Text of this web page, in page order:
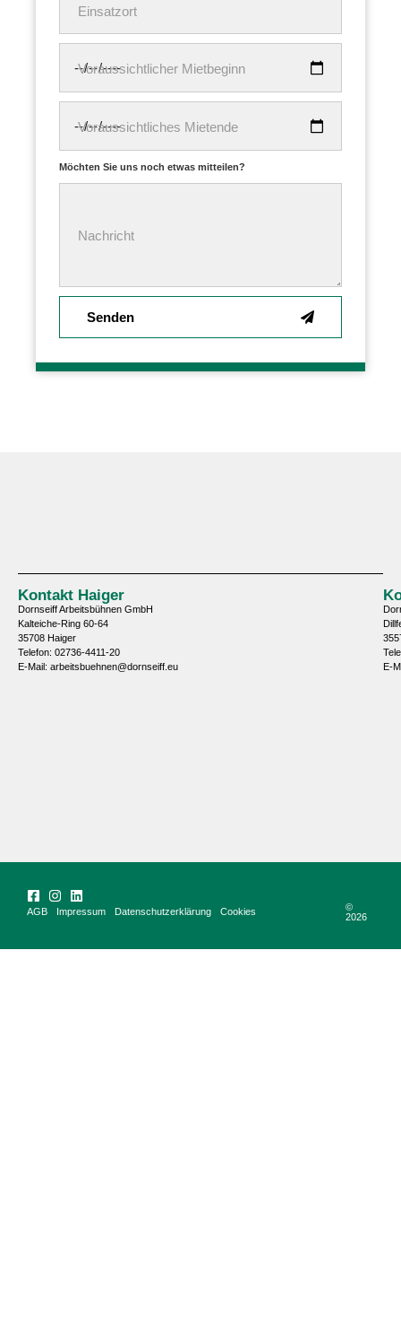
Einsatzort
Voraussichtlicher Mietbeginn
Voraussichtliches Mietende
Möchten Sie uns noch etwas mitteilen?
Nachricht
Senden
Kontakt Haiger
Dornseiff Arbeitsbühnen GmbH
Kalteiche-Ring 60-64
35708 Haiger
Telefon: 02736-4411-20
E-Mail: arbeitsbuehnen@dornseiff.eu
E-
©
2026
AGB Impressum Datenschutzerklärung Cookies